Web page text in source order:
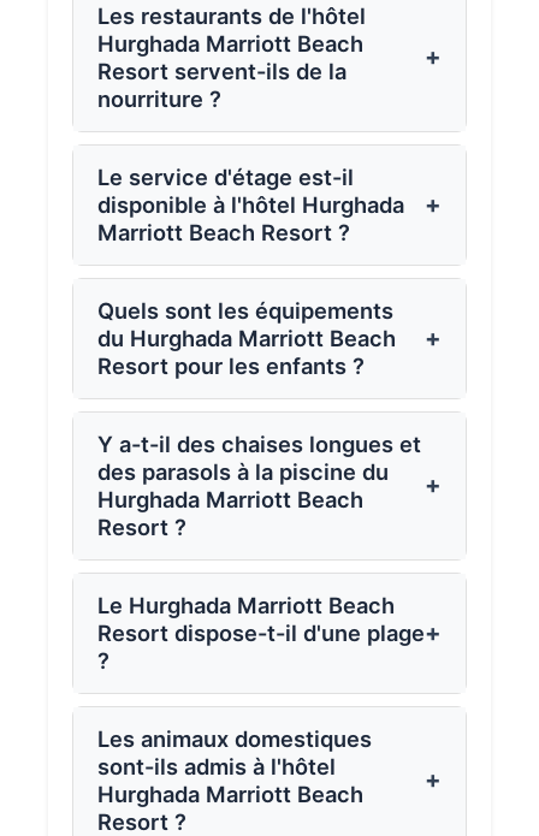
Les restaurants de l'hôtel
Hurghada Marriott Beach
Resort servent-ils de la
nourriture ?
+
Le service d'étage est-il
disponible à l'hôtel Hurghada
Marriott Beach Resort ?
+
Quels sont les équipements
du Hurghada Marriott Beach
Resort pour les enfants ?
+
Y a-t-il des chaises longues et
des parasols à la piscine du
Hurghada Marriott Beach
Resort ?
+
Le Hurghada Marriott Beach
Resort dispose-t-il d'une plage
?
+
Les animaux domestiques
sont-ils admis à l'hôtel
Hurghada Marriott Beach
Resort ?
+